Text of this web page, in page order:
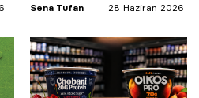
Sena Tufan 28 Haziran 2026